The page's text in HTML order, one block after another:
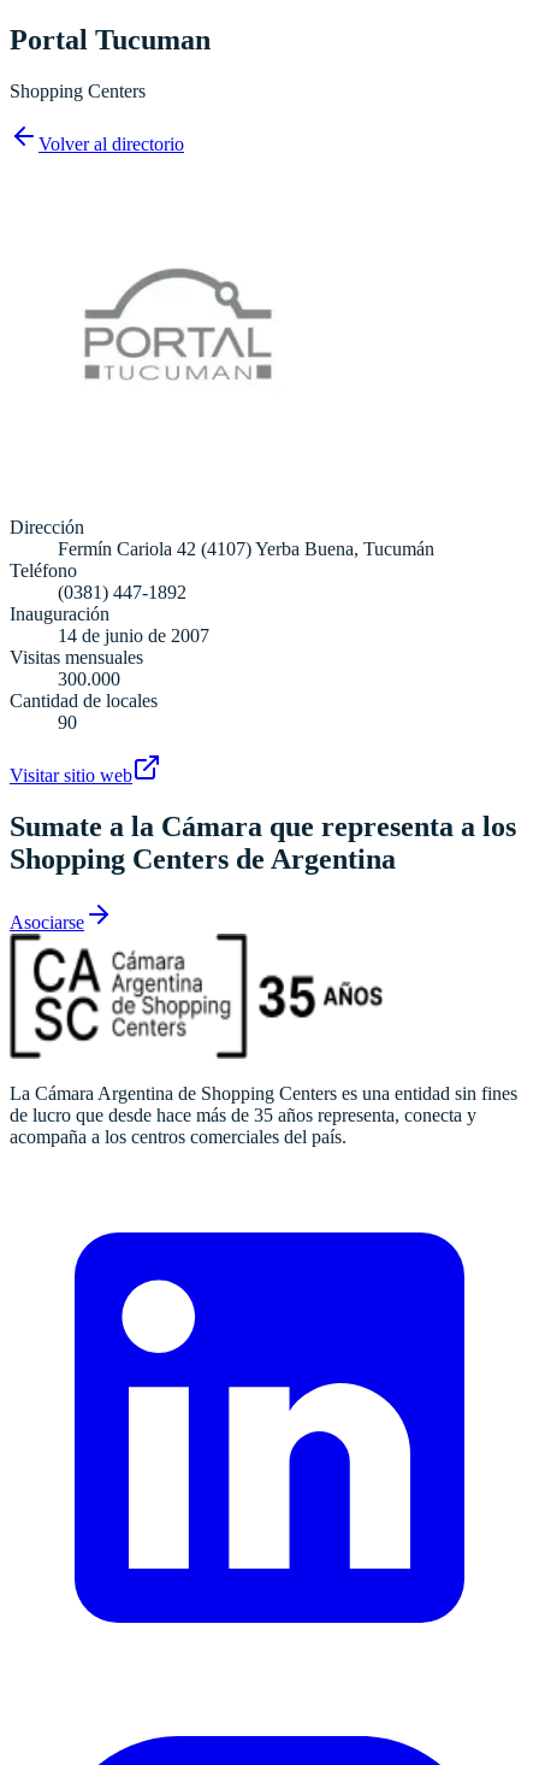
Portal Tucuman
Shopping Centers
Volver al directorio
Dirección
Fermín Cariola 42 (4107) Yerba Buena, Tucumán
Teléfono
(0381) 447-1892
Inauguración
14 de junio de 2007
Visitas mensuales
300.000
Cantidad de locales
90
Visitar sitio web
Sumate a la Cámara que representa a los
Shopping Centers de Argentina
Asociarse
La Cámara Argentina de Shopping Centers es una entidad sin fines
de lucro que desde hace más de 35 años representa, conecta y
acompaña a los centros comerciales del país.